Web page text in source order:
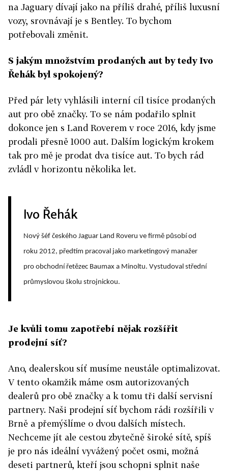
na Jaguary dívají jako na příliš drahé, příliš luxusní
vozy, srovnávají je s Bentley. To bychom
potřebovali změnit.
S jakým množstvím prodaných aut by tedy Ivo
Řehák byl spokojený?
Před pár lety vyhlásili interní cíl tisíce prodaných
aut pro obě značky. To se nám podařilo splnit
dokonce jen s Land Roverem v roce 2016, kdy jsme
prodali přesně 1000 aut. Dalším logickým krokem
tak pro mě je prodat dva tisíce aut. To bych rád
zvládl v horizontu několika let.
Ivo Řehák
Nový šéf českého Jaguar Land Roveru ve firmě působí od
roku 2012, předtím pracoval jako marketingový manažer
pro obchodní řetězec Baumax a Minoltu. Vystudoval střední
průmyslovou školu strojnickou.
Je kvůli tomu zapotřebí nějak rozšířit
prodejní síť?
Ano, dealerskou síť musíme neustále optimalizovat.
V tento okamžik máme osm autorizovaných
dealerů pro obě značky a k tomu tři další servisní
partnery. Naši prodejní síť bychom rádi rozšířili v
Brně a přemýšlíme o dvou dalších místech.
Nechceme jít ale cestou zbytečně široké sítě, spíš
je pro nás ideální vyvážený počet osmi, možná
deseti partnerů, kteří jsou schopni splnit naše